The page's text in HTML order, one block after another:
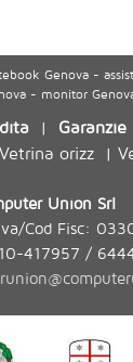
Genova -
- monitor
| Garanzie
Vetrina orizz|
Union Srl
Cod Fisc:
417957 /